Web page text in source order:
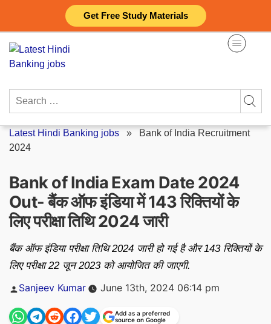
Get Free Study Materials
content
Search
Latest Hindi Banking jobs » Bank of India Recruitment
2024
Bank of India Exam Date 2024
Out- बैंक ऑफ इंडिया में 143 रिक्तियों के
लिए परीक्षा तिथि 2024 जारी
बैंक ऑफ इंडिया परीक्षा तिथि 2024 जारी हो गई है और 143 रिक्तियों के
लिए परीक्षा 22 जून 2023 को आयोजित की जाएगी.
Posted
Sanjeev Kumar June 13th, 2024 06:14 pm
Add as a preferred
source on Google